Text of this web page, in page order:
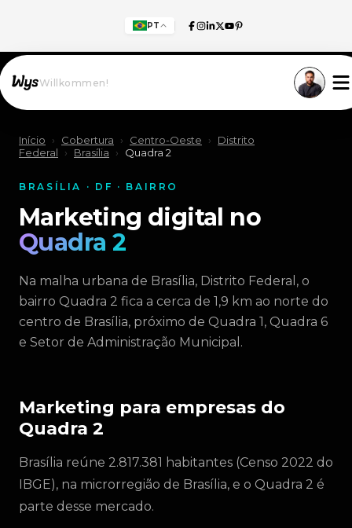
PT
Willkommen!
Início › Cobertura › Centro-Oeste ›
Distrito
Federal
› Brasília › Quadra 2
BRASÍLIA · DF · BAIRRO
Marketing digital no
Quadra 2
Na malha urbana de Brasília, Distrito Federal, o
bairro Quadra 2 fica a cerca de 1,9 km ao norte do
centro de Brasília, próximo de Quadra 1, Quadra 6
e Setor de Administração Municipal.
Marketing para empresas do
Quadra 2
Brasília reúne 2.817.381 habitantes (Censo 2022 do
IBGE), na microrregião de Brasília, e o Quadra 2 é
parte desse mercado.